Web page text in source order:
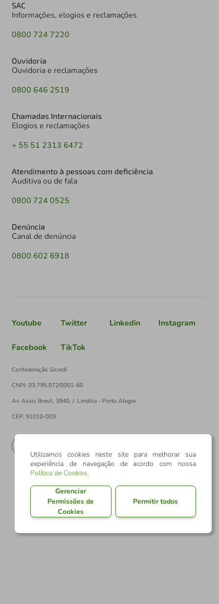
SAC
Informações, elogios e reclamações
0800 724 7220
Ouvidoria
Ouvidoria e reclamações
0800 646 2519
Chamadas Internacionais
Elogios e reclamações
+ 55 51 2313 6472
Atendimento à pessoas com deficiência
Auditiva ou de fala
0800 724 0525
Denúncia
Canal de denúncia
0800 602 6918
Youtube Twitter Linkedin Instagram
Facebook TikTok
Confederação Sicredi
CNPJ: 03.795.072/0001-60
Av. Assis Brasil, 3940, J. Lindóia - Porto Alegre
CEP: 91010-003
Utilizamos cookies neste site para melhorar sua
experiência de navegação de acordo com nossa
Política de Cookies.
Gerenciar
Permissões de
Cookies
Permitir todos